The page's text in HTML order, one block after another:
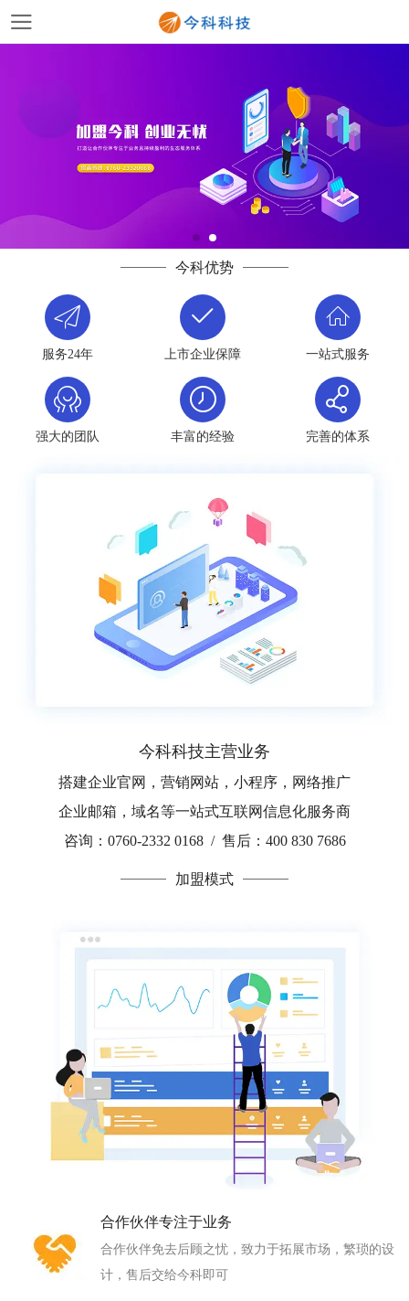
今科优势
服务24年 上市企业保障 一站式服务
强大的团队 丰富的经验 完善的体系
今科科技主营业务
搭建企业官网，营销网站，小程序，网络推广
企业邮箱，域名等一站式互联网信息化服务商
咨询：0760-2332 0168 / 售后：400 830 7686
加盟模式
合作伙伴专注于业务
合作伙伴免去后顾之忧，致力于拓展市场，繁琐的设
计，售后交给今科即可